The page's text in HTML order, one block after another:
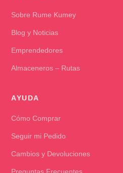
Sobre Rume Kumey
Blog y Noticias
Emprendedores
Almaceneros – Rutas
AYUDA
Cómo Comprar
Seguir mi Pedido
Cambios y Devoluciones
Preguntas Frecuentes